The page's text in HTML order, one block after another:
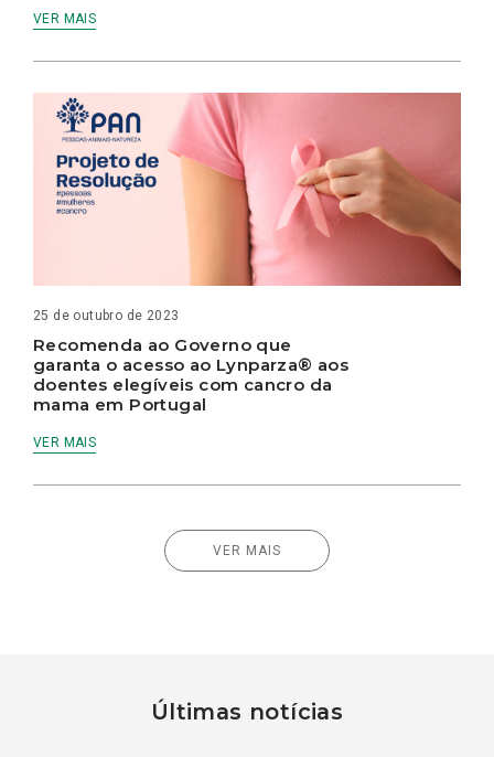
VER MAIS
25 de outubro de 2023
Recomenda ao Governo que
garanta o acesso ao Lynparza® aos
doentes elegíveis com cancro da
mama em Portugal
VER MAIS
VER MAIS
Últimas notícias